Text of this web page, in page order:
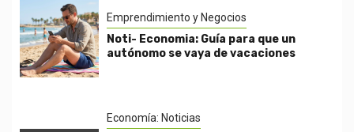
Emprendimiento y Negocios
Noti- Economia: Guía para que un
autónomo se vaya de vacaciones
Economía: Noticias